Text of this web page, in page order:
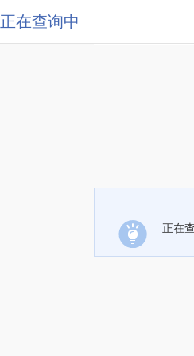
正在查询中
正在